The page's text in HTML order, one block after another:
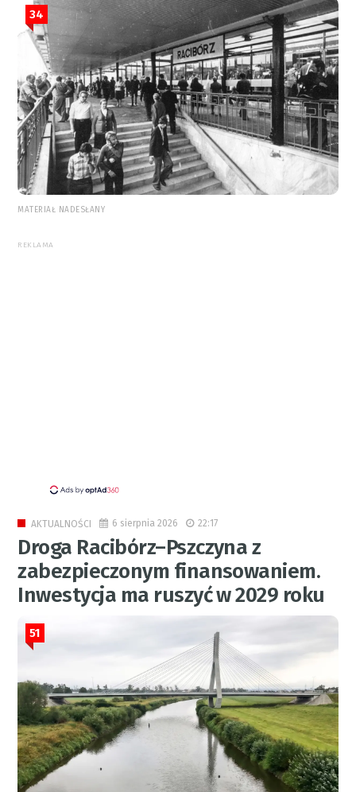
34
MATERIAŁ NADESŁANY
REKLAMA
AKTUALNOŚCI 6 sierpnia 2026 22:17
Droga Racibórz–Pszczyna z
zabezpieczonym finansowaniem.
Inwestycja ma ruszyć w 2029 roku
51